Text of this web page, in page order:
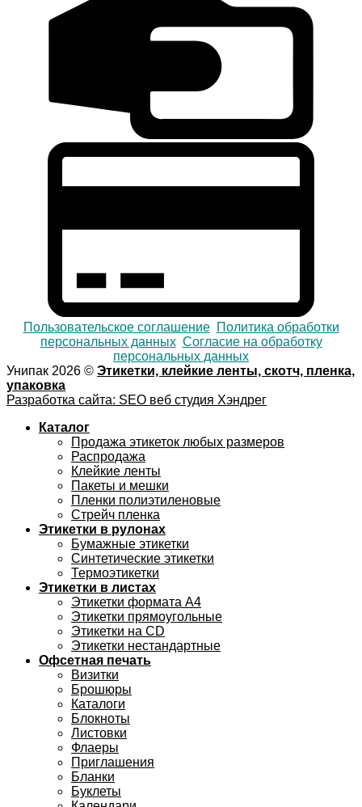
Пользовательское соглашение
Политика обработки
персональных данных Согласие на обработку
персональных данных
Унипак 2026 © Этикетки, клейкие ленты, скотч, пленка,
упаковка
Разработка сайта: SEO веб студия Хэндрег
Каталог
Продажа этикеток любых размеров
Распродажа
Клейкие ленты
Пакеты и мешки
Пленки полиэтиленовые
Стрейч пленка
Этикетки в рулонах
Бумажные этикетки
Синтетические этикетки
Термоэтикетки
Этикетки в листах
Этикетки формата А4
Этикетки прямоугольные
Этикетки на CD
Этикетки нестандартные
Офсетная печать
Визитки
Брошюры
Каталоги
Блокноты
Листовки
Флаеры
Приглашения
Бланки
Буклеты